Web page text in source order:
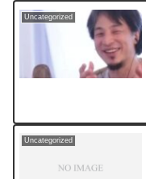
Uncategorized
Uncategorized